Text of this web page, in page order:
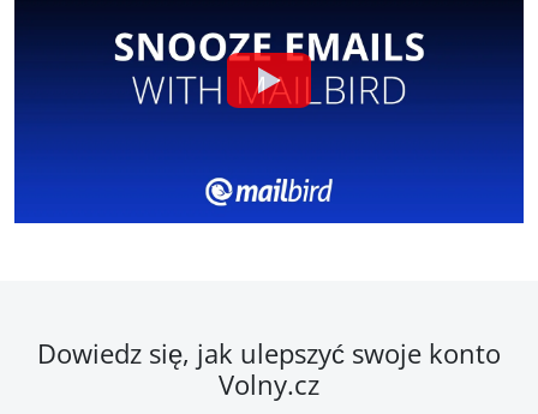
Dowiedz się, jak ulepszyć swoje konto
Volny.cz